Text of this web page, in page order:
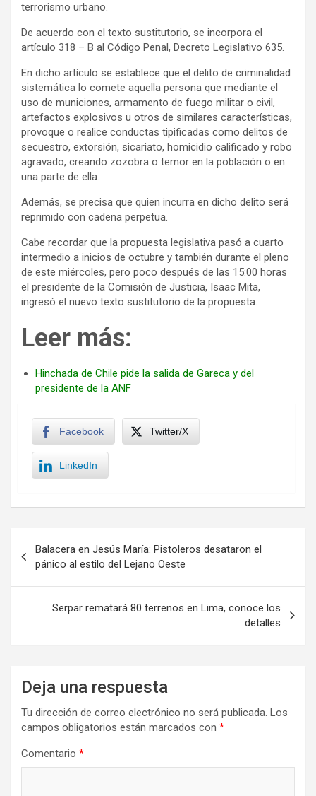
terrorismo urbano.
De acuerdo con el texto sustitutorio, se incorpora el
artículo 318 – B al Código Penal, Decreto Legislativo 635.
En dicho artículo se establece que el delito de criminalidad
sistemática lo comete aquella persona que mediante el
uso de municiones, armamento de fuego militar o civil,
artefactos explosivos u otros de similares características,
provoque o realice conductas tipificadas como delitos de
secuestro, extorsión, sicariato, homicidio calificado y robo
agravado, creando zozobra o temor en la población o en
una parte de ella.
Además, se precisa que quien incurra en dicho delito será
reprimido con cadena perpetua.
Cabe recordar que la propuesta legislativa pasó a cuarto
intermedio a inicios de octubre y también durante el pleno
de este miércoles, pero poco después de las 15:00 horas
el presidente de la Comisión de Justicia, Isaac Mita,
ingresó el nuevo texto sustitutorio de la propuesta.
Leer más:
Hinchada de Chile pide la salida de Gareca y del
presidente de la ANF
Facebook Twitter/X
LinkedIn
de
entradas
Balacera en Jesús María: Pistoleros desataron el
pánico al estilo del Lejano Oeste
Serpar rematará 80 terrenos en Lima, conoce los
detalles
Deja una respuesta
Tu dirección de correo electrónico no será publicada. Los
campos obligatorios están marcados con *
Comentario *